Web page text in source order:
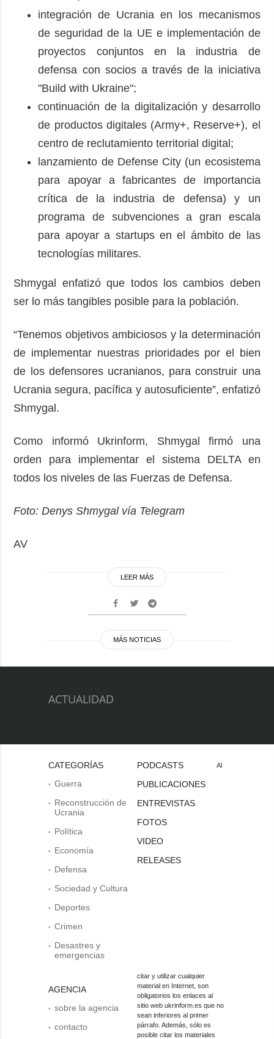
integración de Ucrania en los mecanismos
de seguridad de la UE e implementación de
proyectos conjuntos en la industria de
defensa con socios a través de la iniciativa
"Build with Ukraine";
continuación de la digitalización y desarrollo
de productos digitales (Army+, Reserve+), el
centro de reclutamiento territorial digital;
lanzamiento de Defense City (un ecosistema
para apoyar a fabricantes de importancia
crítica de la industria de defensa) y un
programa de subvenciones a gran escala
para apoyar a startups en el ámbito de las
tecnologías militares.
Shmygal enfatizó que todos los cambios deben
ser lo más tangibles posible para la población.
“Tenemos objetivos ambiciosos y la determinación
de implementar nuestras prioridades por el bien
de los defensores ucranianos, para construir una
Ucrania segura, pacífica y autosuficiente”, enfatizó
Shmygal.
Como informó Ukrinform, Shmygal firmó una
orden para implementar el sistema DELTA en
todos los niveles de las Fuerzas de Defensa.
Foto: Denys Shmygal vía Telegram
AV
LEER MÁS
MÁS NOTICIAS
ACTUALIDAD
CATEGORÍAS
Guerra
Reconstrucción de
Ucrania
Política
Economía
Defensa
Sociedad y Cultura
Deportes
Crimen
Desastres y
emergencias
AGENCIA
sobre la agencia
contacto
PODCASTS
PUBLICACIONES
ENTREVISTAS
FOTOS
VIDEO
RELEASES
Al
citar y utilizar cualquier
material en Internet, son
obligatorios los enlaces al
sitio web ukrinform.es que no
sean inferiores al primer
párrafo. Además, sólo es
posible citar los materiales